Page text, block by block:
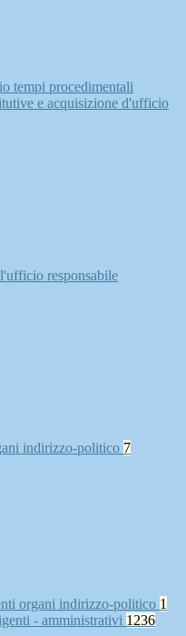
tempi procedimentali
e acquisizione d'ufficio
responsabile
indirizzo-politico 7
organi indirizzo-politico 1
- amministrativi 1236